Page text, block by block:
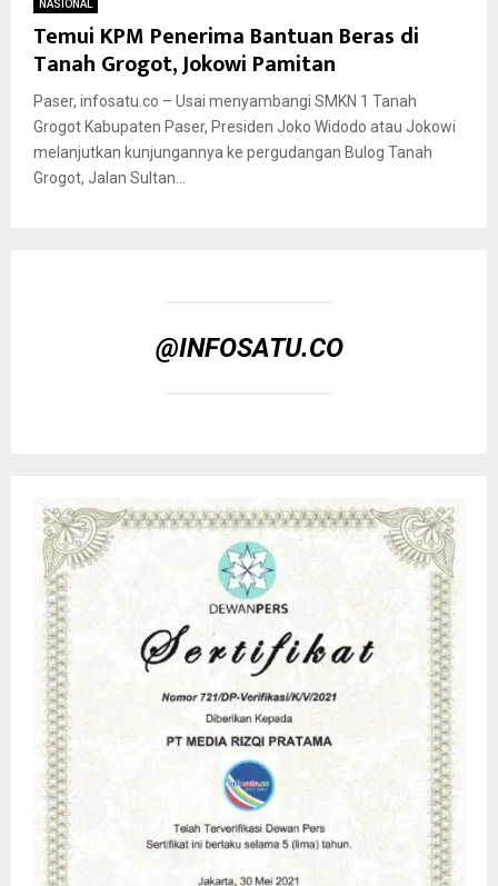
NASIONAL
Temui KPM Penerima Bantuan Beras di
Tanah Grogot, Jokowi Pamitan
Paser, infosatu.co – Usai menyambangi SMKN 1 Tanah
Grogot Kabupaten Paser, Presiden Joko Widodo atau Jokowi
melanjutkan kunjungannya ke pergudangan Bulog Tanah
Grogot, Jalan Sultan...
@INFOSATU.CO